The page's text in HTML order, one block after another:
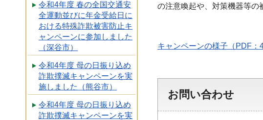
令和4年度 春の全国交通安
全運動並びに年金受給日に
おける特殊詐欺被害防止キ
ャンペーンに参加しました
（深谷市）
令和4年度 母の日振り込め
詐欺撲滅キャンペーンを実
施しました（熊谷市）
令和4年度 母の日振り込め
詐欺撲滅キャンペーンを実
の注意喚起や、対策機器等の
キャンペーンの様子（PDF：
お問い合わせ